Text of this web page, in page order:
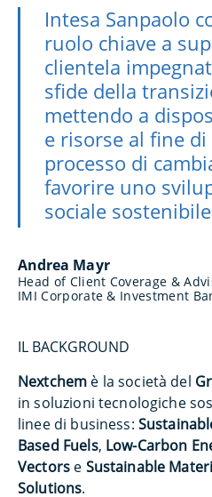
Intesa Sanpaolo
ruolo chiave a
clientela
sfide della
mettendo a
e risorse al fine di
processo di
favorire uno
sociale
Andrea Mayr
Head of Client Coverage &
IMI Corporate & Investment
IL BACKGROUND
Nextchem è la società del
in soluzioni tecnologiche
linee di business:
Based Fuels, Low-Carbon
Vectors e Sustainable
Solutions.